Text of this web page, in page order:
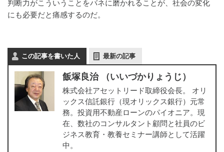
判断力がこういうことをバネに磨かれることが、社会の変化
にも必要だと痛感するのだ。
この記事を書いた人 最新の記事
飯塚良治 （いいづかりょうじ）
株式会社アセットリード取締役会長。 オリ
ックス信託銀行（現オリックス銀行）元常
務。投資用不動産ローンのパイオニア。現
在、数社のコンサルタント顧問と社員のビ
ジネス教育・教養セミナー講師として活躍
中。